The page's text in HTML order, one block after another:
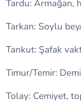
Tardu: Armağan,
Tarkan: Soylu
Tankut: Şafak
Timur/Temir:
Tolay: Cemiyet,